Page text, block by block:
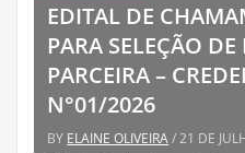
CHAMAMENTO
DE EMPRESA
– CREDENCIAMENTO
/ 21 DE JULHO DE 2026